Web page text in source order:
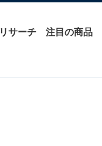
リサーチ 注目の商品